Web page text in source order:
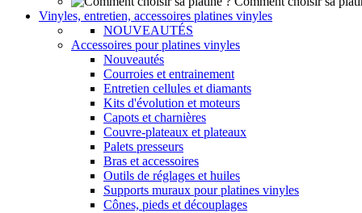
Vinyles, entretien, accessoires platines vinyles
NOUVEAUTÉS
Accessoires pour platines vinyles
Nouveautés
Courroies et entrainement
Entretien cellules et diamants
Kits d'évolution et moteurs
Capots et charnières
Couvre-plateaux et plateaux
Palets presseurs
Bras et accessoires
Outils de réglages et huiles
Supports muraux pour platines vinyles
Cônes, pieds et découplages